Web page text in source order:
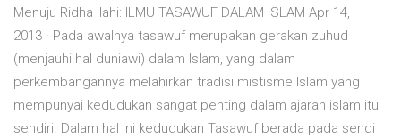
Menuju Ridha Ilahi: ILMU TASAWUF DALAM ISLAM Apr 14,
2013 · Pada awalnya tasawuf merupakan gerakan zuhud
(menjauhi hal duniawi) dalam Islam, yang dalam
perkembangannya melahirkan tradisi mistisme Islam yang
mempunyai kedudukan sangat penting dalam ajaran islam itu
sendiri. Dalam hal ini kedudukan Tasawuf berada pada sendi